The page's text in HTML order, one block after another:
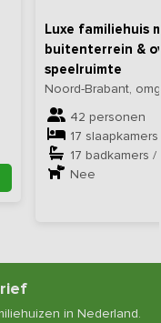
Luxe familiehuis
buitenterrein &
speelruimte
Noord-Brabant,
42 personen
17 slaapkamers
17 badkamers
Nee
in Nederland.